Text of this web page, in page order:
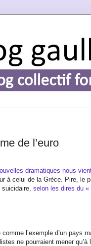
de l’euro
dramatiques nous
à celui de la Grèce. Pire, le
suicidaire, selon les dires du «
l’exemple d’un pays
ne pourraient mener qu’à